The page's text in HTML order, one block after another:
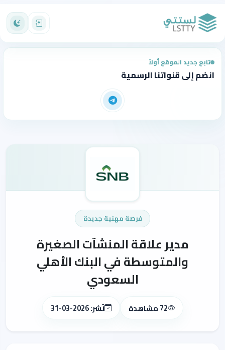
تابع جديد الموقع أولاً
انضم إلى قنواتنا الرسمية
فرصة مهنية جديدة
مدير علاقة المنشآت الصغيرة
والمتوسطة في البنك الأهلي
السعودي
72 مشاهدة نُشر: 2026-03-31